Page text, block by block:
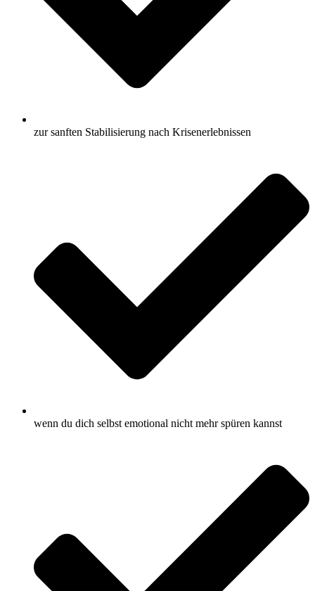
zur sanften Stabilisierung nach Krisenerlebnissen
wenn du dich selbst emotional nicht mehr spüren kannst